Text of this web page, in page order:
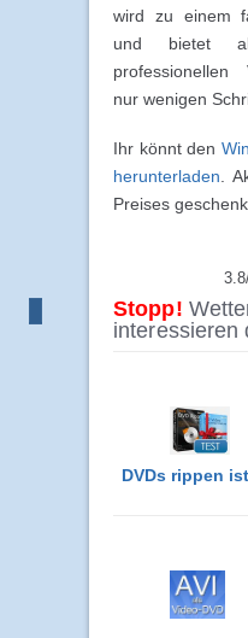
wird zu einem
und bietet
professionellen
nur wenigen
Ihr könnt den
herunterladen.
Preises
Stopp!
interessieren
DVDs rippen